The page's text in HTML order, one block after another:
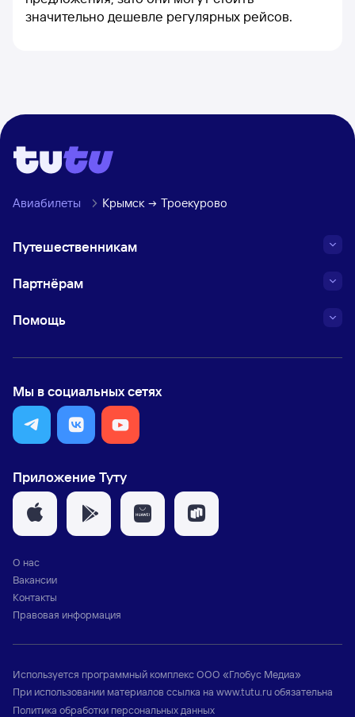
значительно дешевле регулярных рейсов.
Авиабилеты Крымск Троекурово
Путешественникам
Партнёрам
Помощь
Мы в социальных сетях
Приложение Туту
О нас
Вакансии
Контакты
Правовая информация
Используется программный комплексООО «Глобус Медиа»
При использовании материалов ссылка на www.tutu.ruобязательна
Политика обработки персональных данных